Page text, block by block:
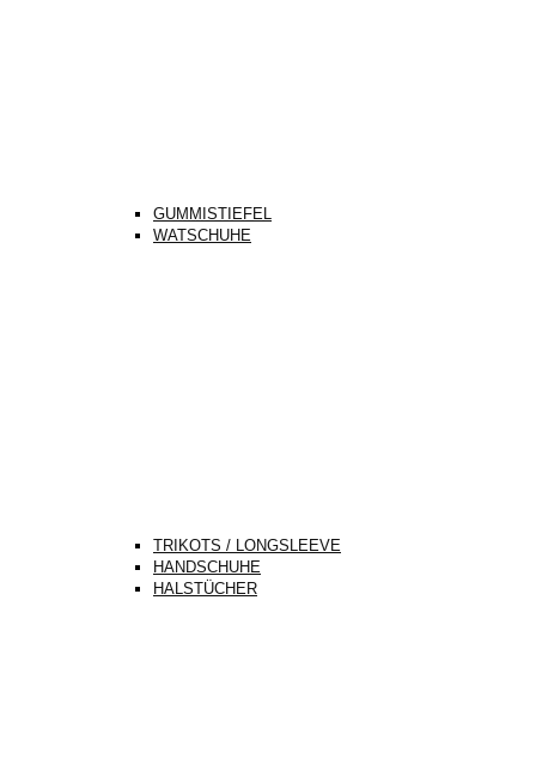
GUMMISTIEFEL
WATSCHUHE
TRIKOTS / LONGSLEEVE
HANDSCHUHE
HALSTÜCHER